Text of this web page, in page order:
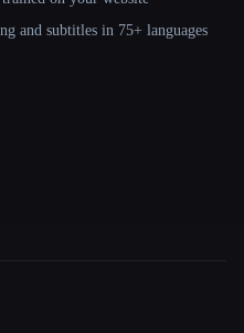
and subtitles in 75+ languages